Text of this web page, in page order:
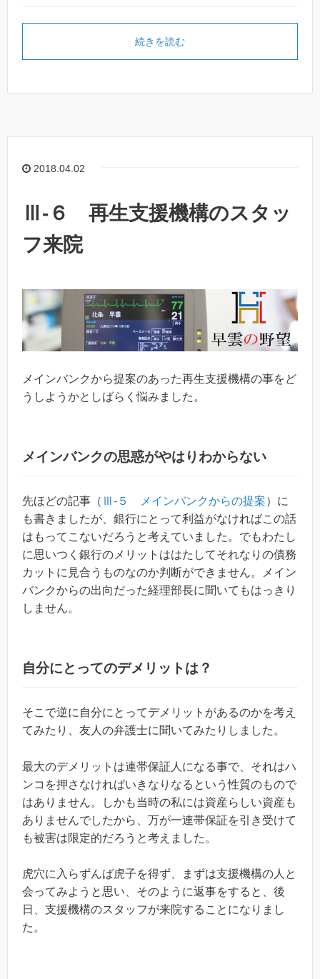
続きを読む
2018.04.02
Ⅲ-６ 再生支援機構のスタッ
フ来院
メインバンクから提案のあった再生支援機構の事をど
うしようかとしばらく悩みました。
メインバンクの思惑がやはりわからない
先ほどの記事（ Ⅲ-５ メインバンクからの提案）に
も書きましたが、銀行にとって利益がなければこの話
はもってこないだろうと考えていました。でもわたし
に思いつく銀行のメリットははたしてそれなりの債務
カットに見合うものなのか判断ができません。メイン
バンクからの出向だった経理部長に聞いてもはっきり
しません。
自分にとってのデメリットは？
そこで逆に自分にとってデメリットがあるのかを考え
てみたり、友人の弁護士に聞いてみたりしました。
最大のデメリットは連帯保証人になる事で、それはハ
ンコを押さなければいきなりなるという性質のもので
はありません。しかも当時の私には資産らしい資産も
ありませんでしたから、万が一連帯保証を引き受けて
も被害は限定的だろうと考えました。
虎穴に入らずんば虎子を得ず、まずは支援機構の人と
会ってみようと思い、そのように返事をすると、後
日、支援機構のスタッフが来院することになりまし
た。